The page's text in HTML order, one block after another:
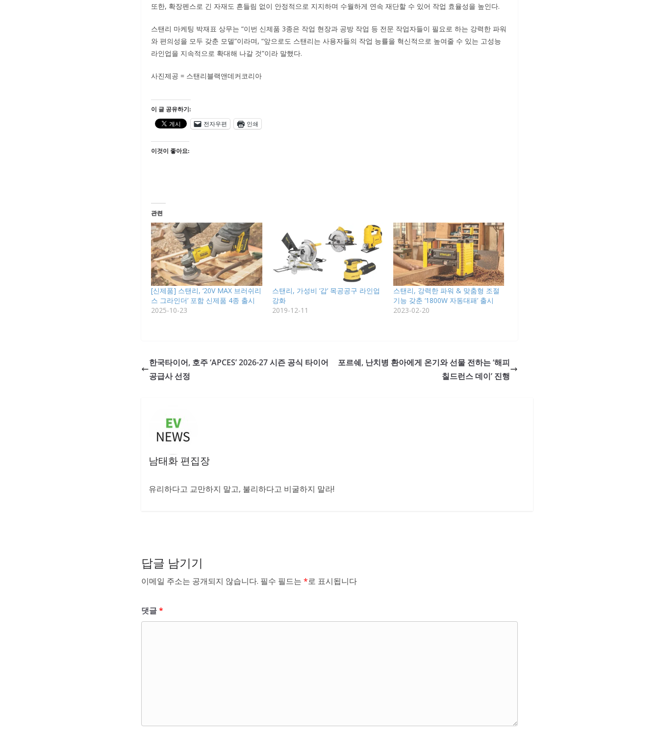
또한, 확장펜스로 긴 자재도 흔들림 없이 안정적으로 지지하며 수월하게 연속 재단할 수 있어 작업 효율성을 높인다.
스탠리 마케팅 박재표 상무는 “이번 신제품 3종은 작업 현장과 공방 작업 등 전문 작업자들이 필요로 하는 강력한 파워
와 편의성을 모두 갖춘 모델”이라며, “앞으로도 스탠리는 사용자들의 작업 능률을 혁신적으로 높여줄 수 있는 고성능
라인업을 지속적으로 확대해 나갈 것”이라 말했다.
사진제공 = 스탠리블랙앤데커코리아
이 글 공유하기:
전자우편
인쇄
이것이 좋아요:
관련
[신제품] 스탠리, ‘20V MAX 브러쉬리
스 그라인더’ 포함 신제품 4종 출시
2025-10-23
스탠리, 가성비 ‘갑’ 목공공구 라인업
강화
2019-12-11
스탠리, 강력한 파워 & 맞춤형 조절
기능 갖춘 ‘1800W 자동대패’ 출시
2023-02-20
한국타이어, 호주 ‘APCES’ 2026-27 시즌 공식 타이어
공급사 선정
포르쉐, 난치병 환아에게 온기와 선물 전하는 ‘해피
칠드런스 데이’ 진행
남태화 편집장
유리하다고 교만하지 말고, 불리하다고 비굴하지 말라!
답글 남기기
이메일 주소는 공개되지 않습니다. 필수 필드는 *로 표시됩니다
댓글*